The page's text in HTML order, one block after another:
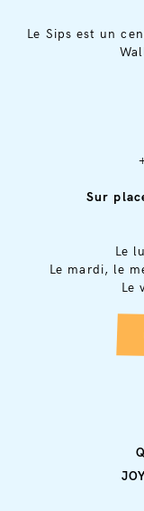
Le Sips est un
Sur
Le
Le mardi, le
Le